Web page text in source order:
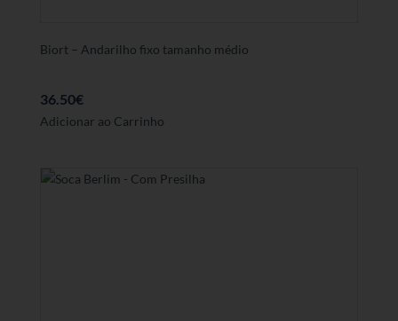
Biort – Andarilho fixo tamanho médio
36.50€
Adicionar ao Carrinho